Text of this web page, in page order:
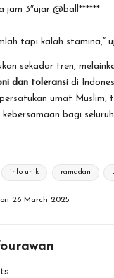
jam 3″ujar @ball******
tapi kalah stamina,”
sekadar tren,
dan toleransi di
umat Muslim,
kebersamaan bagi
info unik ramadan
26 March 2025